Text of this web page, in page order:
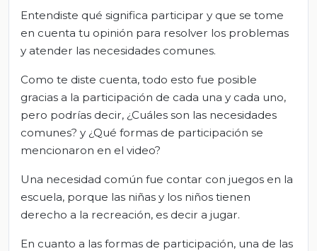
Entendiste qué significa participar y que se tome
en cuenta tu opinión para resolver los problemas
y atender las necesidades comunes.
Como te diste cuenta, todo esto fue posible
gracias a la participación de cada una y cada uno,
pero podrías decir, ¿Cuáles son las necesidades
comunes? y ¿Qué formas de participación se
mencionaron en el video?
Una necesidad común fue contar con juegos en la
escuela, porque las niñas y los niños tienen
derecho a la recreación, es decir a jugar.
En cuanto a las formas de participación, una de las